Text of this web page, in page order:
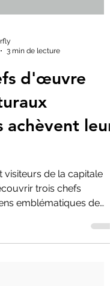
3 min de lecture
d'œuvre
achèvent leur
visiteurs de la capitale
trois chefs
emblématiques de